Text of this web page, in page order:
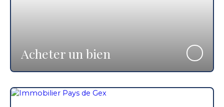
Acheter un bien